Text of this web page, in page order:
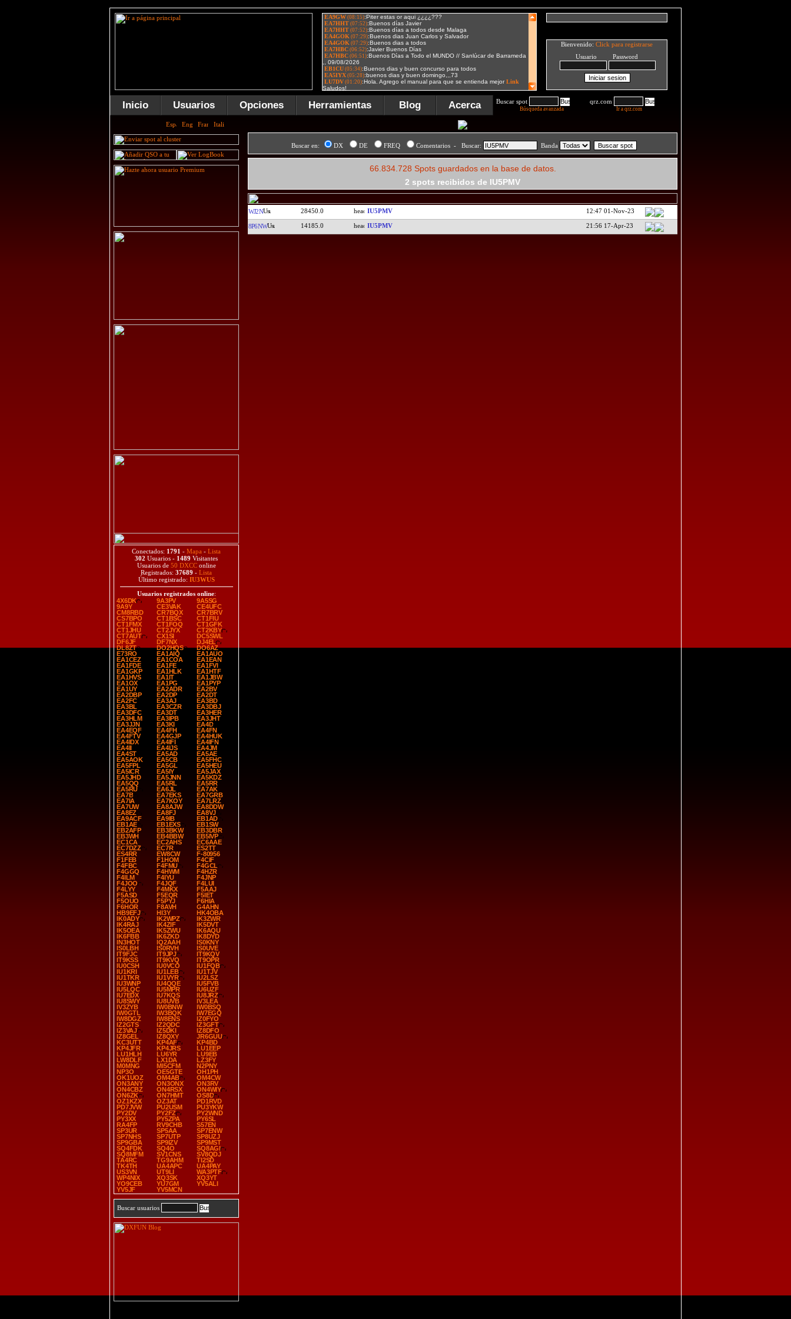
Bienvenido: Click para registrarse
Usuario Password
Inicio Usuarios Opciones Herramientas Blog Acerca Buscar spot
Búsqueda avanzada
qrz.com
Ir a qrz.com
Conectados: 1791 - Mapa - Lista
302 Usuarios - 1489 Visitantes
Usuarios de 50 DXCConline
Registrados: 37689 - Lista
Último registrado: IU3WUS
Usuarios registrados online:
4X6DK
9A3PV
9A5SG
9A9Y
CE3VAK
CE4UFC
CM8RBD
CR7BQX
CR7BRV
CS7BPO
CT1BSC
CT1FIU
CT1FMX
CT1FOQ
CT1GFK
CT1JHU
CT2JYX
CT2KBY
CT7AUT
CX1SI
DC5SWL
DF6JF
DF7NX
DJ4EL
DL8ZT
DO2HQS
DO6AZ
E73RO
EA1AIQ
EA1AUO
EA1CEZ
EA1COA
EA1EAN
EA1FDE
EA1FE
EA1FVI
EA1GKP
EA1HLK
EA1HTF
EA1HVS
EA1IT
EA1JBW
EA1OX
EA1PG
EA1PYP
EA1UY
EA2ADR
EA2BV
EA2DBP
EA2DP
EA2DT
EA2FC
EA3AJ
EA3BD
EA3BL
EA3CZR
EA3DBJ
EA3DFC
EA3DT
EA3HER
EA3HLM
EA3IPB
EA3JHT
EA3JJN
EA3KI
EA4D
EA4EQF
EA4FH
EA4FN
EA4FTV
EA4GJP
EA4HUK
EA4IDX
EA4IFI
EA4IFN
EA4II
EA4IJS
EA4JM
EA4ST
EA5AD
EA5AE
EA5AOK
EA5CB
EA5FHC
EA5FPL
EA5GL
EA5HEU
EA5ICR
EA5IY
EA5JAX
EA5JHD
EA5JNN
EA5KDZ
EA5QQ
EA5RL
EA5RR
EA5RU
EA6JL
EA7AK
EA7B
EA7EKS
EA7GRB
EA7IA
EA7KOY
EA7LRZ
EA7UW
EA8AJW
EA8DDW
EA8EZ
EA8FJ
EA8VJ
EA9ACF
EA9IB
EB1AD
EB1AE
EB1EXS
EB1SW
EB2AFP
EB3BKW
EB3DBR
EB3WH
EB4BBW
EB5IVP
EC1CA
EC2AHS
EC6AAE
EC7DZZ
EC7R
ES2TT
ES4RR
EW8CW
F-80956
F1FEB
F1HOM
F4CIF
F4FBC
F4FMU
F4GCL
F4GGQ
F4HWM
F4HZR
F4ILM
F4IYU
F4JNP
F4JOO
F4JQF
F4LUI
F4LYY
F4MKX
F5AAJ
F5ASD
F5EQR
F5IET
F5OUO
F5PYJ
F6HIA
F6HOR
F8AVH
G4AHN
HB9EFJ
HI3Y
HK4OBA
IK0ADY
IK2WPZ
IK3ZWR
IK4RAJ
IK4ZIF
IK5DVT
IK5OEA
IK5ZWU
IK6AQU
IK6FBB
IK6ZKD
IK8DYD
IN3HOT
IQ2AAH
IS0KNY
IS0LBH
IS0RVH
IS0UVE
IT9FJC
IT9JPJ
IT9KQV
IT9KSS
IT9KVQ
IT9OPR
IU0CSH
IU0VCO
IU1FQB
IU1KRI
IU1LEB
IU1TJV
IU1TKR
IU1VYR
IU2LSZ
IU3WNP
IU4QQE
IU5FVB
IU5LQC
IU5MPR
IU6UZF
IU7EDX
IU7KQS
IU8JRZ
IU8SWY
IU8UVB
IV3LEA
IV3ZYB
IW0BNW
IW0BSQ
IW0GTL
IW3BQK
IW7EGQ
IW8DGZ
IW8ENS
IZ0FYO
IZ2GTS
IZ2QDC
IZ3GFT
IZ3VAJ
IZ5DKI
IZ8DFO
IZ8GEL
IZ8QXY
JR6GUU
KC3UTT
KP4AF
KP4BD
KP4JFR
KP4JRS
LU1EEP
LU1HLH
LU6YR
LU9EB
LW8DLF
LX1DA
LZ3FY
M0MNG
MI5CFM
N2PNY
NP3O
OE5GTE
OH1PH
OK1UOZ
OM4AB
OM4CW
ON3ANY
ON3ONX
ON3RV
ON4CBZ
ON4RSX
ON4WIY
ON6ZK
ON7HMT
OS8D
OZ1KZX
OZ3AT
PD1RVD
PD7JVW
PU2USM
PU3YKW
PY2DV
PY2FZ
PY2WND
PY3XX
PY5ZPA
PY6SL
RA4FP
RV9CHB
S57EN
SP3UR
SP5AA
SP7ENW
SP7NHS
SP7UTP
SP8UZJ
SP9GBA
SP9IZV
SP9MST
SQ4FDK
SQ4O
SQ8AGI
SQ8MFM
SV1CNS
SV8QDJ
TA4RC
TG9AHM
TI2SD
TK4TH
UA4APC
UA4PAY
US3VN
UT9LI
WA3PTF
WP4NIX
XQ3SK
XQ3YT
YO9CEB
YU7GM
YV5ALI
YV5JF
YV5MCN
Buscar usuarios
Buscar en: DX DE FREQ Comentarios - Buscar: Banda
66.834.728 Spots guardados en la base de datos.
2 spots recibidos de IU5PMV
WJ2N 28450.0 IU5PMV 12:47 01-Nov-23
8P6NW 14185.0 IU5PMV 21:56 17-Apr-23